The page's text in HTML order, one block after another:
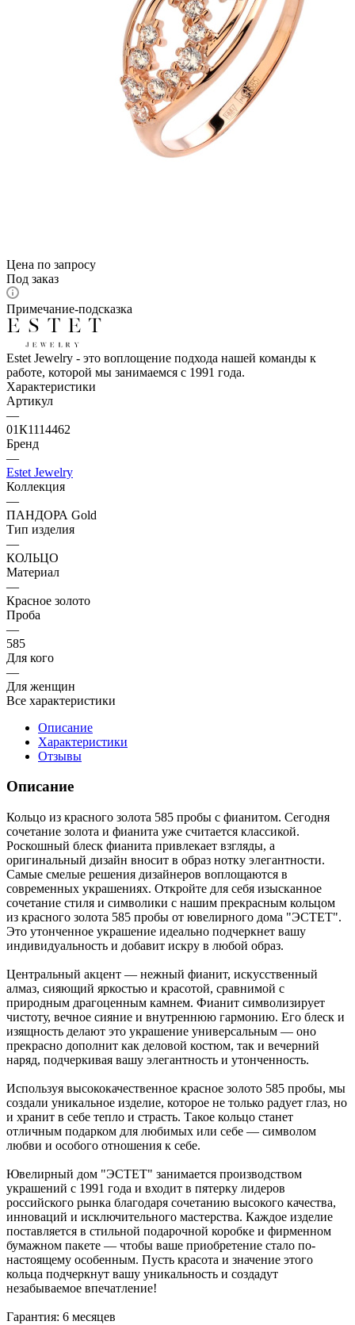
Цена по запросу
Под заказ
Примечание-подсказка
Estet Jewelry - это воплощение подхода нашей команды к
работе, которой мы занимаемся с 1991 года.
Характеристики
Артикул
—
01К1114462
Бренд
—
Estet Jewelry
Коллекция
—
ПАНДОРА Gold
Тип изделия
—
КОЛЬЦО
Материал
—
Красное золото
Проба
—
585
Для кого
—
Для женщин
Все характеристики
Описание
Характеристики
Отзывы
Описание
Кольцо из красного золота 585 пробы с фианитом. Сегодня
сочетание золота и фианита уже считается классикой.
Роскошный блеск фианита привлекает взгляды, а
оригинальный дизайн вносит в образ нотку элегантности.
Самые смелые решения дизайнеров воплощаются в
современных украшениях. Откройте для себя изысканное
сочетание стиля и символики с нашим прекрасным кольцом
из красного золота 585 пробы от ювелирного дома "ЭСТЕТ".
Это утонченное украшение идеально подчеркнет вашу
индивидуальность и добавит искру в любой образ.
Центральный акцент — нежный фианит, искусственный
алмаз, сияющий яркостью и красотой, сравнимой с
природным драгоценным камнем. Фианит символизирует
чистоту, вечное сияние и внутреннюю гармонию. Его блеск и
изящность делают это украшение универсальным — оно
прекрасно дополнит как деловой костюм, так и вечерний
наряд, подчеркивая вашу элегантность и утонченность.
Используя высококачественное красное золото 585 пробы, мы
создали уникальное изделие, которое не только радует глаз, но
и хранит в себе тепло и страсть. Такое кольцо станет
отличным подарком для любимых или себе — символом
любви и особого отношения к себе.
Ювелирный дом "ЭСТЕТ" занимается производством
украшений с 1991 года и входит в пятерку лидеров
российского рынка благодаря сочетанию высокого качества,
инноваций и исключительного мастерства. Каждое изделие
поставляется в стильной подарочной коробке и фирменном
бумажном пакете — чтобы ваше приобретение стало по-
настоящему особенным. Пусть красота и значение этого
кольца подчеркнут вашу уникальность и создадут
незабываемое впечатление!
Гарантия: 6 месяцев